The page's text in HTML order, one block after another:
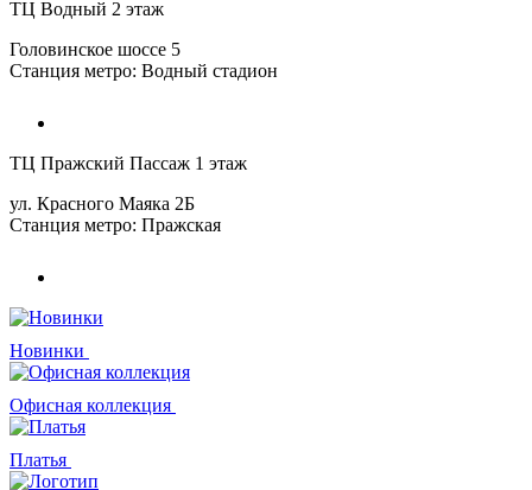
ТЦ Водный 2 этаж
Головинское шоссе 5
Станция метро: Водный стадион
ТЦ Пражский Пассаж 1 этаж
ул. Красного Маяка 2Б
Станция метро: Пражская
Новинки
Офисная коллекция
Платья